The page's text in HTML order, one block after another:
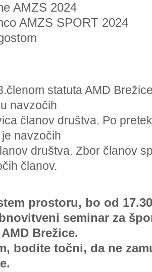
AMZS 2024
AMZS SPORT 2024
statuta AMD
navzočih
članov društva. Po
navzočih
društva. Zbor članov
članov.
prostoru, bo od
seminar za
Brežice.
bodite točni, da ne